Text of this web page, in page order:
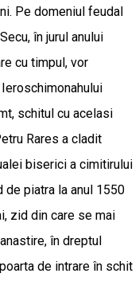
Pe domeniul feudal
în jurul anului
cu timpul, vor
schitul cu acelasi
Rares a cladit
biserici a cimitirului
piatra la anul 1550
zid din care se mai
în dreptul
de intrare în schit